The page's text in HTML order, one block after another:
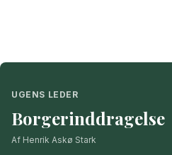
UGENS LEDER
Borgerinddragelse
Af Henrik Askø Stark